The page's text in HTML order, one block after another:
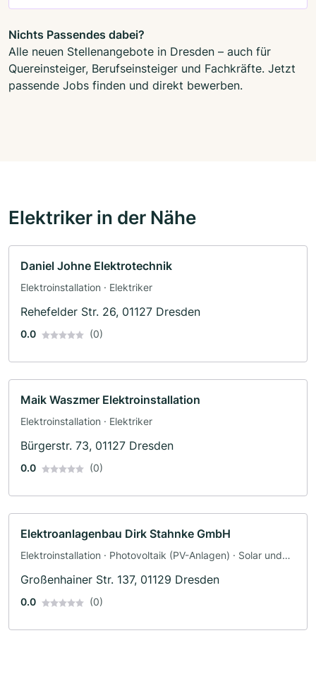
Nichts Passendes dabei?
Alle neuen Stellenangebote in Dresden – auch für
Quereinsteiger, Berufseinsteiger und Fachkräfte. Jetzt
passende Jobs finden und direkt bewerben.
Elektriker in der Nähe
Daniel Johne Elektrotechnik
Elektroinstallation · Elektriker
Rehefelder Str. 26, 01127 Dresden
0.0 (0)
Maik Waszmer Elektroinstallation
Elektroinstallation · Elektriker
Bürgerstr. 73, 01127 Dresden
0.0 (0)
Elektroanlagenbau Dirk Stahnke GmbH
Elektroinstallation · Photovoltaik (PV-Anlagen) · Solar und
Großenhainer Str. 137, 01129 Dresden
0.0 (0)